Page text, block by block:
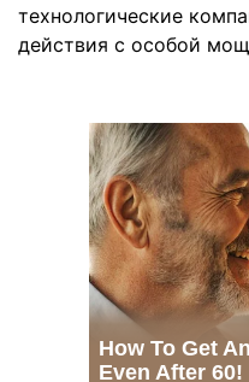
технологические
действия с особой